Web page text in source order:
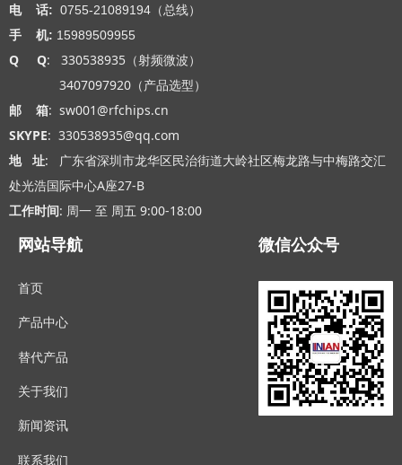
电 话: 0755-21089194（总线）
手 机: 15989509955
Q Q: 330538935（射频微波）
3407097920（产品选型）
邮 箱: sw001@rfchips.cn
SKYPE: 330538935@qq.com
地 址: 广东省深圳市龙华区民治街道大岭社区梅龙路与中梅路交汇
处光浩国际中心A座27-B
工作时间: 周一 至 周五 9:00-18:00
网站导航
首页
产品中心
替代产品
关于我们
新闻资讯
联系我们
微信公众号